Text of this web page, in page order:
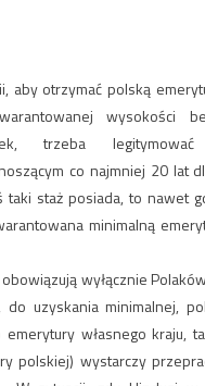
aby otrzymać polską
wysokości
trzeba
co najmniej 20 lat
taki staż posiada, to nawet
minimalną
wyłącznie
do uzyskania minimalnej,
własnego kraju,
polskiej) wystarczy